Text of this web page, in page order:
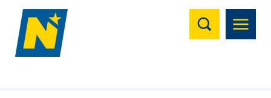
Suchen